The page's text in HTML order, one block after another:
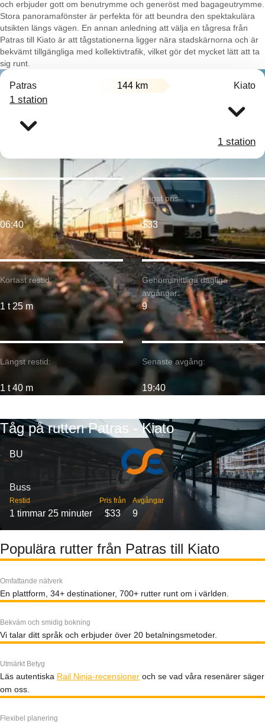
och erbjuder gott om benutrymme och generöst med bagageutrymme.
Stora panoramafönster är perfekta för att beundra den spektakulära
utsikten längs vägen. En annan anledning att välja en tågresa från
Patras till Kiato är att tågstationerna ligger nära stadskärnorna och är
bekvämt tillgängliga med kollektivtrafik, vilket gör det mycket lätt att ta
sig runt.
Patras 144 km Kiato
1 station
1 station
Kortast restid:
1 t 25 m
Tidigaste avgång:
06:40
Längst restid:
1 t 40 m
Lägst pris:
$33
Genomsnittliga dagliga
avgångar:
9
Senaste avgång:
19:40
Tåg på rutten Patras - Kiato
BU
Buss
Restid
1 timmar 25 minuter
Pris från
$33
Avgångar
9
Populära rutter från Patras till Kiato
Omfattande nätverk
En plattform, 34+ destinationer, 700+ rutter runt om i världen.
Bekväm och smidig bokning
Vi talar ditt språk och erbjuder över 20 betalningsmetoder.
Utmärkt Betyg
Läs autentiska Rail Ninja-recensioner och se vad våra resenärer säger
om oss.
Flexibel planering